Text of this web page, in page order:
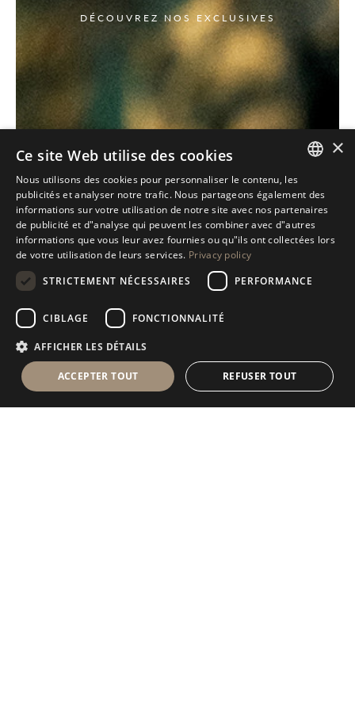
DÉCOUVREZ NOS EXCLUSIVES
ITALIAN
ENGLISH
SPANISH
×
Ce site Web utilise des cookies
Nous utilisons des cookies pour personnaliser le contenu, les
publicités et analyser notre trafic. Nous partageons également des
informations sur votre utilisation de notre site avec nos partenaires
de publicité et d"analyse qui peuvent les combiner avec d"autres
informations que vous leur avez fournies ou qu"ils ont collectées lors
de votre utilisation de leurs services. Privacy policy
STRICTEMENT NÉCESSAIRES
PERFORMANCE
CIBLAGE FONCTIONNALITÉ
AFFICHER LES DÉTAILS
ACCEPTER TOUT REFUSER TOUT